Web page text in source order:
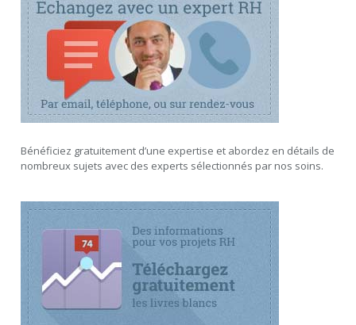
Bénéficiez gratuitement d’une expertise et abordez en détails de
nombreux sujets avec des experts sélectionnés par nos soins.